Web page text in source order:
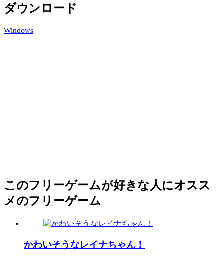
ダウンロード
Windows
このフリーゲームが好きな人にオスス
メのフリーゲーム
かわいそうなレイナちゃん！